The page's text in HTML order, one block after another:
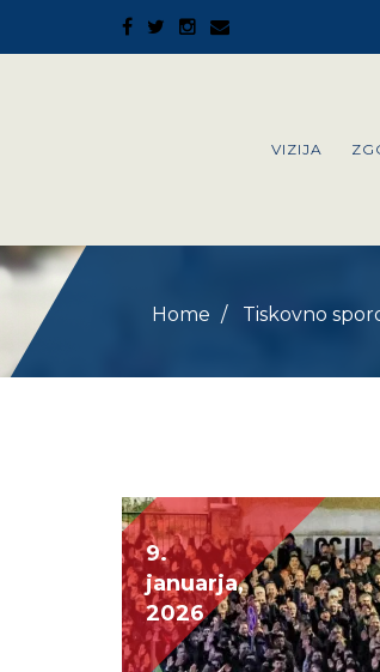
VIZIJA
Home Tiskovno
9.
januarja,
2026